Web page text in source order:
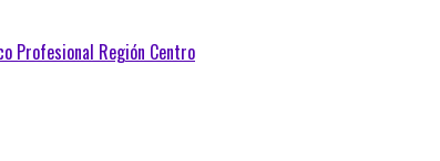
Profesional Región Centro